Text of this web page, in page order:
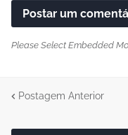
Postar um
Please Select Embedded
Postagem Anterior